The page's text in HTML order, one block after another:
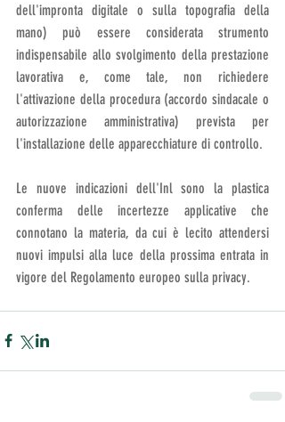
dell'impronta digitale o sulla topografia della
mano) può essere considerata strumento
indispensabile allo svolgimento della prestazione
lavorativa e, come tale, non richiedere
l'attivazione della procedura (accordo sindacale o
autorizzazione amministrativa) prevista per
l'installazione delle apparecchiature di controllo.
Le nuove indicazioni dell'Inl sono la plastica
conferma delle incertezze applicative che
connotano la materia, da cui è lecito attendersi
nuovi impulsi alla luce della prossima entrata in
vigore del Regolamento europeo sulla privacy.